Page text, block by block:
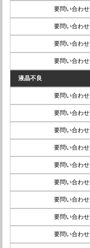
要問い合わせ
要問い合わせ
要問い合わせ
要問い合わせ
液晶不良
要問い合わせ
要問い合わせ
要問い合わせ
要問い合わせ
要問い合わせ
要問い合わせ
要問い合わせ
要問い合わせ
要問い合わせ